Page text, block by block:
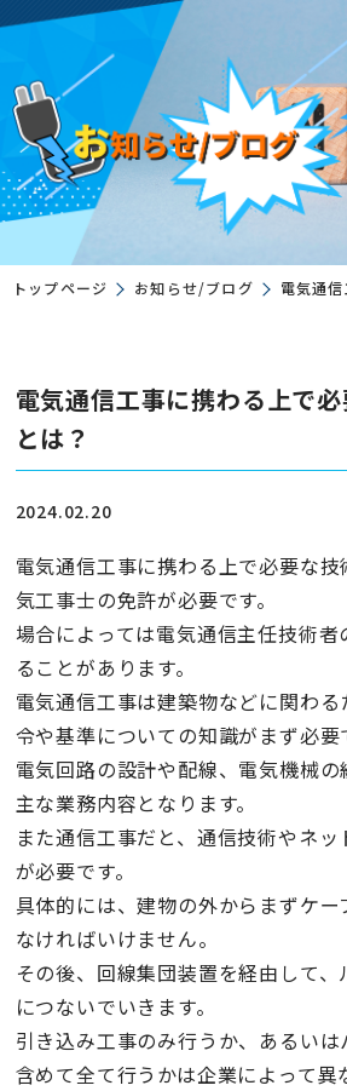
トップページ お知らせ/ブログ
電気通信工事に携わる上で
とは？
2024.02.20
電気通信工事に携わる上で必要な
気工事士の免許が必要です。
場合によっては電気通信主任技術
ることがあります。
電気通信工事は建築物などに関わ
令や基準についての知識がまず必要
電気回路の設計や配線、電気機械
主な業務内容となります。
また通信工事だと、通信技術やネ
が必要です。
具体的には、建物の外からまずケ
なければいけません。
その後、回線集団装置を経由して
につないでいきます。
引き込み工事のみ行うか、あるい
含めて全て行うかは企業によって異